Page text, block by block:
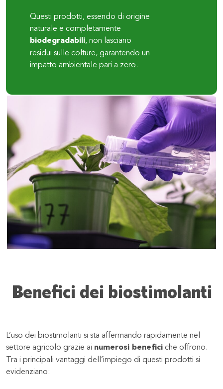
Questi prodotti, essendo di origine
naturale e completamente
biodegradabili, non lasciano
residui sulle colture, garantendo un
impatto ambientale pari a zero.
Benefici dei biostimolanti
L’uso dei biostimolanti si sta affermando rapidamente nel
settore agricolo grazie ai numerosi beneficiche offrono.
Tra i principali vantaggi dell’impiego di questi prodotti si
evidenziano: